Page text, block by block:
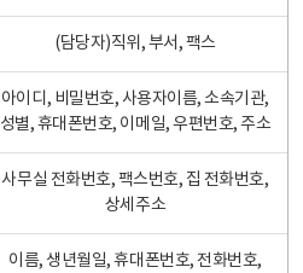
(담당자)직위, 부서, 팩스
아이디, 비밀번호, 사용자이름, 소속기관,
성별, 휴대폰번호, 이메일, 우편번호, 주소
사무실 전화번호, 팩스번호, 집 전화번호,
상세주소
이름, 생년월일, 휴대폰번호, 전화번호,